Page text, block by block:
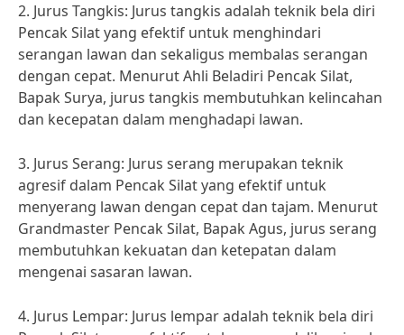
2. Jurus Tangkis: Jurus tangkis adalah teknik bela diri
Pencak Silat yang efektif untuk menghindari
serangan lawan dan sekaligus membalas serangan
dengan cepat. Menurut Ahli Beladiri Pencak Silat,
Bapak Surya, jurus tangkis membutuhkan kelincahan
dan kecepatan dalam menghadapi lawan.
3. Jurus Serang: Jurus serang merupakan teknik
agresif dalam Pencak Silat yang efektif untuk
menyerang lawan dengan cepat dan tajam. Menurut
Grandmaster Pencak Silat, Bapak Agus, jurus serang
membutuhkan kekuatan dan ketepatan dalam
mengenai sasaran lawan.
4. Jurus Lempar: Jurus lempar adalah teknik bela diri